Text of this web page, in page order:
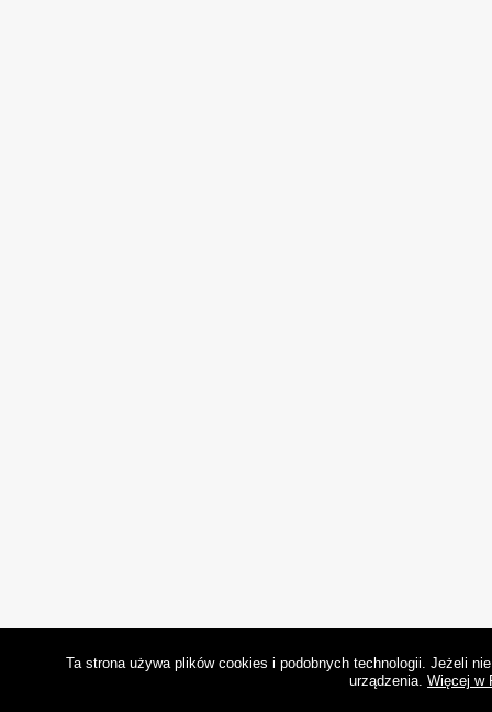
Ta strona używa plików cookies i podobnych technologii. Jeżeli
urządzenia. Więcej w